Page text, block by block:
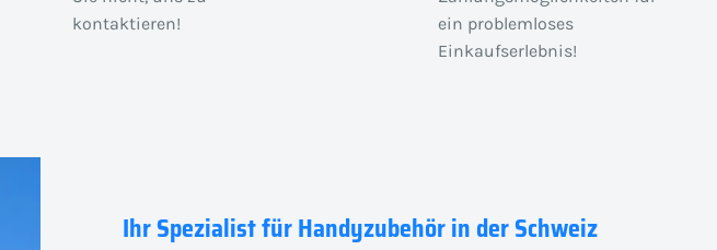
kontaktieren!
ein problemloses
Einkaufserlebnis!
Ihr Spezialist für Handyzubehör in der Schweiz